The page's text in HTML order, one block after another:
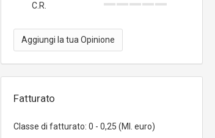
C.R.
Aggiungi la tua Opinione
Fatturato
Classe di fatturato: 0 - 0,25 (Ml. euro)